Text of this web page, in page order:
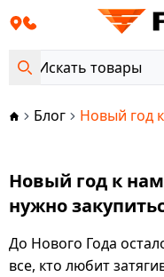
Блог Новый год
Новый год к
нужно
До Нового Года
все, кто любит